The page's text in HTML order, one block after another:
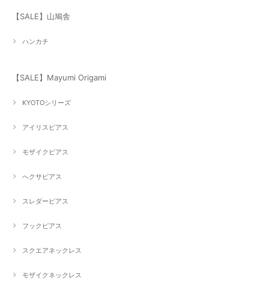
【SALE】山鳩舎
ハンカチ
【SALE】Mayumi Origami
KYOTOシリーズ
アイリスピアス
モザイクピアス
へクサピアス
スレダーピアス
フックピアス
スクエアネックレス
モザイクネックレス